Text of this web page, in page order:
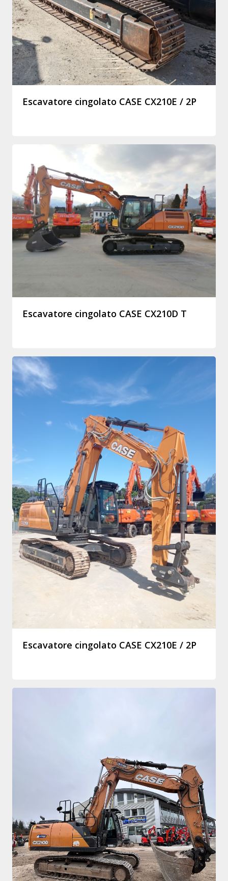
Escavatore cingolato CASE CX210E / 2P
Escavatore cingolato CASE CX210D T
Escavatore cingolato CASE CX210E / 2P